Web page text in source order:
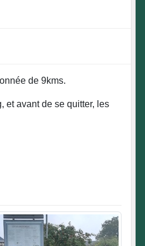
de 9kms.
et avant de se quitter, les